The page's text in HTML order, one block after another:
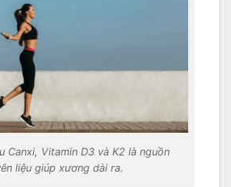
Canxi, Vitamin D3 và K2 là nguồn
liệu giúp xương dài ra.